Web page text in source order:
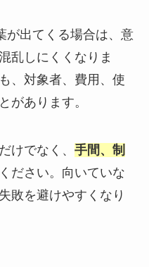
が出てくる場合は、意
乱しにくくなりま
、対象者、費用、使
があります。
けでなく、 手間、制
ださい。向いていな
敗を避けやすくなり